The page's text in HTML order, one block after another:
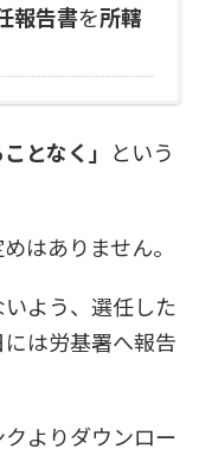
報告書を所轄
となく」 という
はありません。
よう、選任した
は労基署へ報告
よりダウンロー